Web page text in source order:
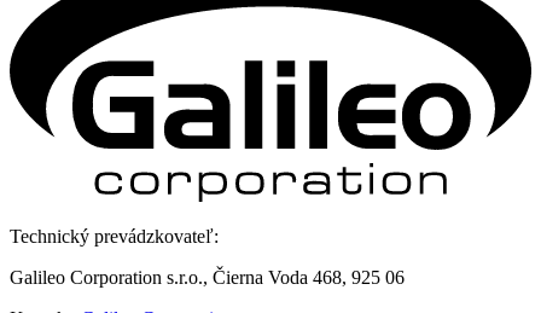
Technický prevádzkovateľ:
Galileo Corporation s.r.o., Čierna Voda 468, 925 06